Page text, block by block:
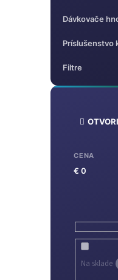
Dávkovače
Príslušenstvo
Filtre
CENA
€ 0
Na sklade